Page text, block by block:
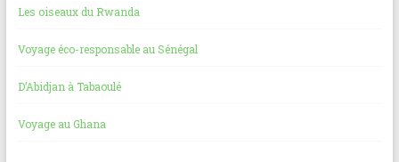
Les oiseaux du Rwanda
Voyage éco-responsable au Sénégal
D’Abidjan à Tabaoulé
Voyage au Ghana